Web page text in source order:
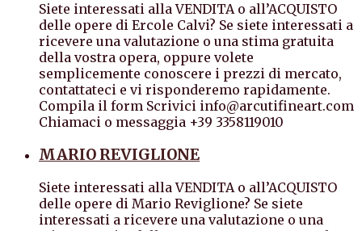
Siete interessati alla VENDITA o all’ACQUISTO
delle opere di Ercole Calvi? Se siete interessati a
ricevere una valutazione o una stima gratuita
della vostra opera, oppure volete
semplicemente conoscere i prezzi di mercato,
contattateci e vi risponderemo rapidamente.
Compila il form Scrivici info@arcutifineart.com
Chiamaci o messaggia +39 3358119010
MARIO REVIGLIONE
Siete interessati alla VENDITA o all’ACQUISTO
delle opere di Mario Reviglione? Se siete
interessati a ricevere una valutazione o una